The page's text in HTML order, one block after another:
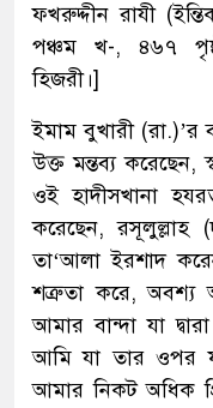
ফখরুদ্দীন রাযী
পঞ্চম খ-, ৪৬৭
হিজরী।]
ইমাম বুখারী (রা.)’র
উক্ত মন্তব্য
ওই হাদীসখানা
করেছেন, রসূলুল্লাহ
তা‘আলা ইরশাদ
শত্রুতা করে, অবশ্য
আমার বান্দা যা
আমি যা তার ওপর
আমার নিকট অধিক